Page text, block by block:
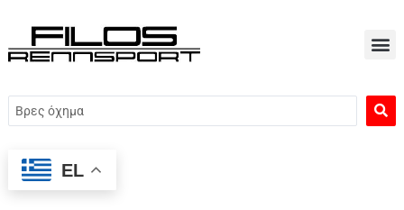
περιεχόμενο
Search
...
EL